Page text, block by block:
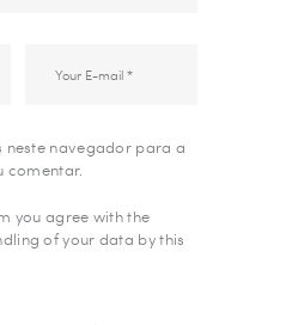
neste navegador para a
comentar.
you agree with the
of your data by this